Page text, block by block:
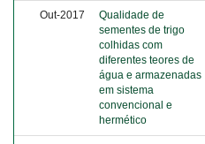
Out-2017
Qualidade de
sementes de trigo
colhidas com
diferentes teores de
água e armazenadas
em sistema
convencional e
hermético